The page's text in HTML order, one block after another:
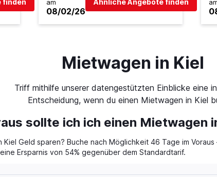
am
08/02/26
Mietwagen in Kiel
Triff mithilfe unserer datengestützten Einblicke eine
Entscheidung, wenn du einen Mietwagen in Kiel
sollte ich ich einen Mietwagen
Geld sparen? Buche nach Möglichkeit 46 Tage im Voraus
Ersparnis von 54% gegenüber dem Standardtarif.